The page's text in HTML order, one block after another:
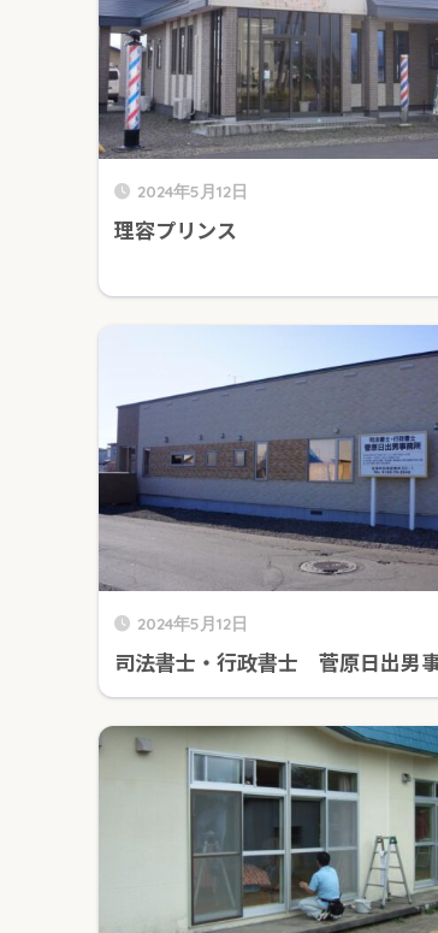
2024年5月12日
理容プリンス
2024年5月12日
司法書士・行政書士 菅原日出男